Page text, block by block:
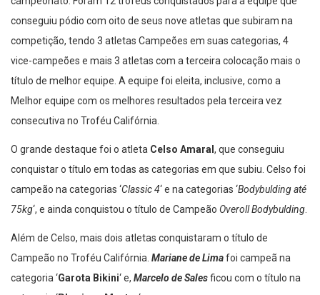
campeonato. Foram 12 troféus conquistados para a equipe que
conseguiu pódio com oito de seus nove atletas que subiram na
competição, tendo 3 atletas Campeões em suas categorias, 4
vice-campeões e mais 3 atletas com a terceira colocação mais o
título de melhor equipe. A equipe foi eleita, inclusive, como a
Melhor equipe com os melhores resultados pela terceira vez
consecutiva no Troféu Califórnia.
O grande destaque foi o atleta Celso Amaral, que conseguiu
conquistar o título em todas as categorias em que subiu. Celso foi
campeão na categorias ‘ Classic 4 ‘ e na categorias ‘ Bodybulding até
75kg ‘, e ainda conquistou o título de Campeão Overoll Bodybulding.
Além de Celso, mais dois atletas conquistaram o título de
Campeão no Troféu Califórnia. Mariane de Lima foi campeã na
categoria ‘ Garota Bikini ‘ e, Marcelo de Sales ficou com o título na